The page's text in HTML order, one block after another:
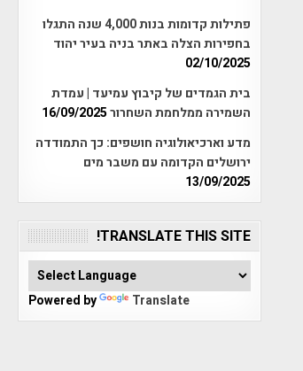
פתילות קדומות בנות 4,000 שנה התגלו
בחפירות הצלה באתר בניה בעיר יהוד
02/10/2025
בית הגמדים של קיבוץ עמיעד | עמדת
השמירה ממלחמת השחרור16/09/2025
מדע וארכיאולוגיה חושפים: כך התמודדה
ירושלים הקדומה עם משבר מים
13/09/2025
TRANSLATE THIS SITE!
Powered by Translate